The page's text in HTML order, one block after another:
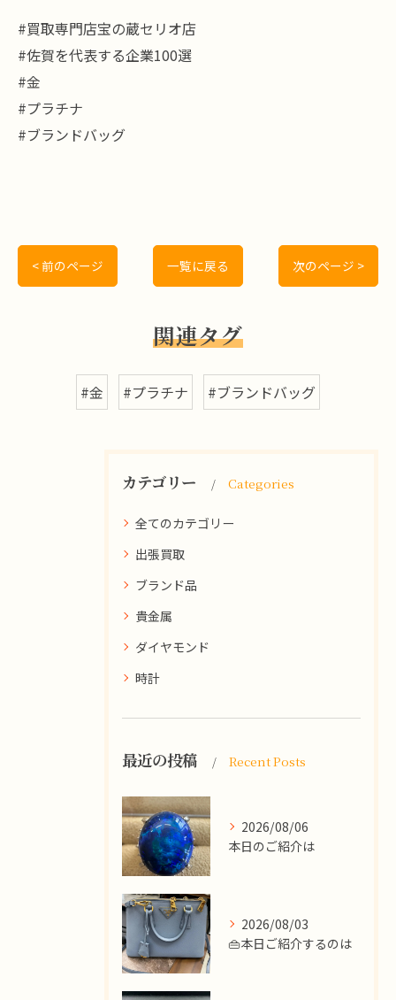
#買取専門店宝の蔵セリオ店
#佐賀を代表する企業100選
#金
#プラチナ
#ブランドバッグ
< 前のページ 一覧に戻る 次のページ >
関連タグ
#金 #プラチナ #ブランドバッグ
カテゴリー Categories
全てのカテゴリー
出張買取
ブランド品
貴金属
ダイヤモンド
時計
最近の投稿 Recent Posts
2026/08/06
本日のご紹介は
2026/08/03
👜本日ご紹介するのは